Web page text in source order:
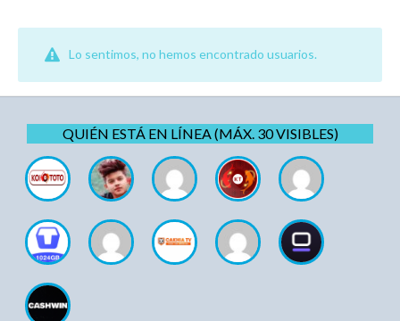
Lo sentimos, no hemos encontrado usuarios.
QUIÉN ESTÁ EN LÍNEA (MÁX. 30 VISIBLES)